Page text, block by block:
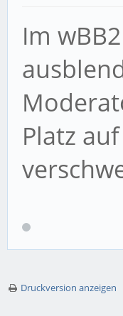
Im
Platz
Druckversion anzeigen